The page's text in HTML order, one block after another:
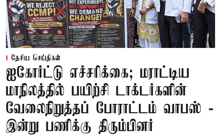
தேசிய செய்திகள்
ஐகோர்ட்டு எச்சரிக்கை; மராட்டிய
மாநிலத்தில் பயிற்சி டாக்டர்களின்
வேலைநிறுத்தப் போராட்டம் வாபஸ் -
இன்று பணிக்கு திரும்பினர்